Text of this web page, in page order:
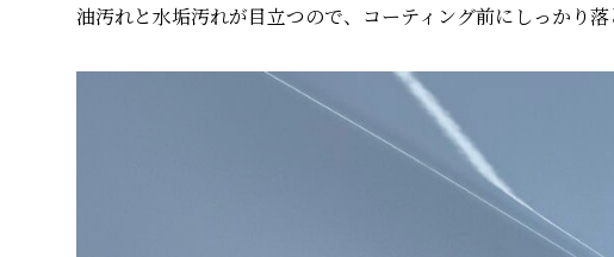
油汚れと水垢汚れが目立つので、コーティング前にしっかり落